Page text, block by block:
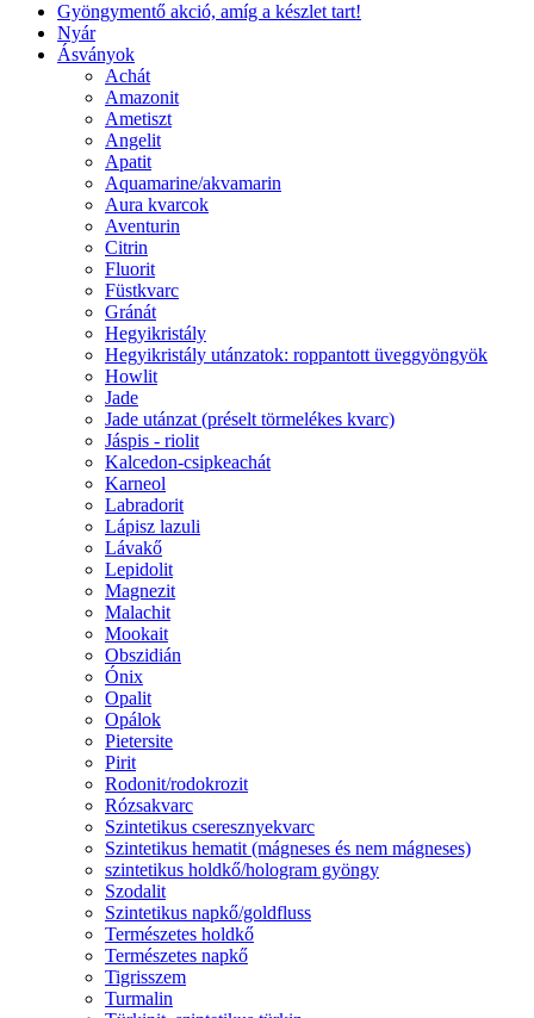
Gyöngymentő akció, amíg a készlet tart!
Nyár
Ásványok
Achát
Amazonit
Ametiszt
Angelit
Apatit
Aquamarine/akvamarin
Aura kvarcok
Aventurin
Citrin
Fluorit
Füstkvarc
Gránát
Hegyikristály
Hegyikristály utánzatok: roppantott üveggyöngyök
Howlit
Jade
Jade utánzat (préselt törmelékes kvarc)
Jáspis - riolit
Kalcedon-csipkeachát
Karneol
Labradorit
Lápisz lazuli
Lávakő
Lepidolit
Magnezit
Malachit
Mookait
Obszidián
Ónix
Opalit
Opálok
Pietersite
Pirit
Rodonit/rodokrozit
Rózsakvarc
Szintetikus cseresznyekvarc
Szintetikus hematit (mágneses és nem mágneses)
szintetikus holdkő/hologram gyöngy
Szodalit
Szintetikus napkő/goldfluss
Természetes holdkő
Természetes napkő
Tigrisszem
Turmalin